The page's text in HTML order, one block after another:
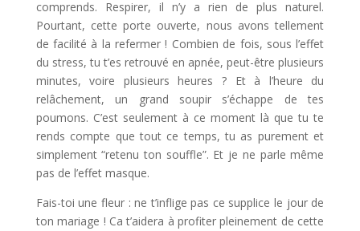
comprends. Respirer, il n’y a rien de plus naturel.
Pourtant, cette porte ouverte, nous avons tellement
de facilité à la refermer ! Combien de fois, sous l’effet
du stress, tu t’es retrouvé en apnée, peut-être plusieurs
minutes, voire plusieurs heures ? Et à l’heure du
relâchement, un grand soupir s’échappe de tes
poumons. C’est seulement à ce moment là que tu te
rends compte que tout ce temps, tu as purement et
simplement “retenu ton souffle”. Et je ne parle même
pas de l’effet masque.
Fais-toi une fleur : ne t’inflige pas ce supplice le jour de
ton mariage ! Ca t’aidera à profiter pleinement de cette